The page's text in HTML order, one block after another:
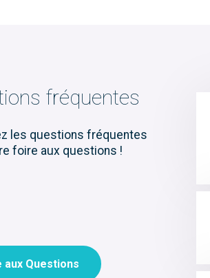
fréquentes
les questions fréquentes
foire aux questions !
aux Questions